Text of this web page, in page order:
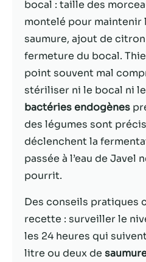
bocal : taille des
montelé pour maintenir
saumure, ajout de
fermeture du bocal.
point souvent mal
stériliser ni le bocal ni
bactéries endogènes
des légumes sont
déclenchent la
passée à l’eau de Javel
pourrit.
Des conseils pratiques
recette : surveiller le
les 24 heures qui
litre ou deux de